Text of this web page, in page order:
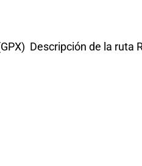
Descripción de la ruta